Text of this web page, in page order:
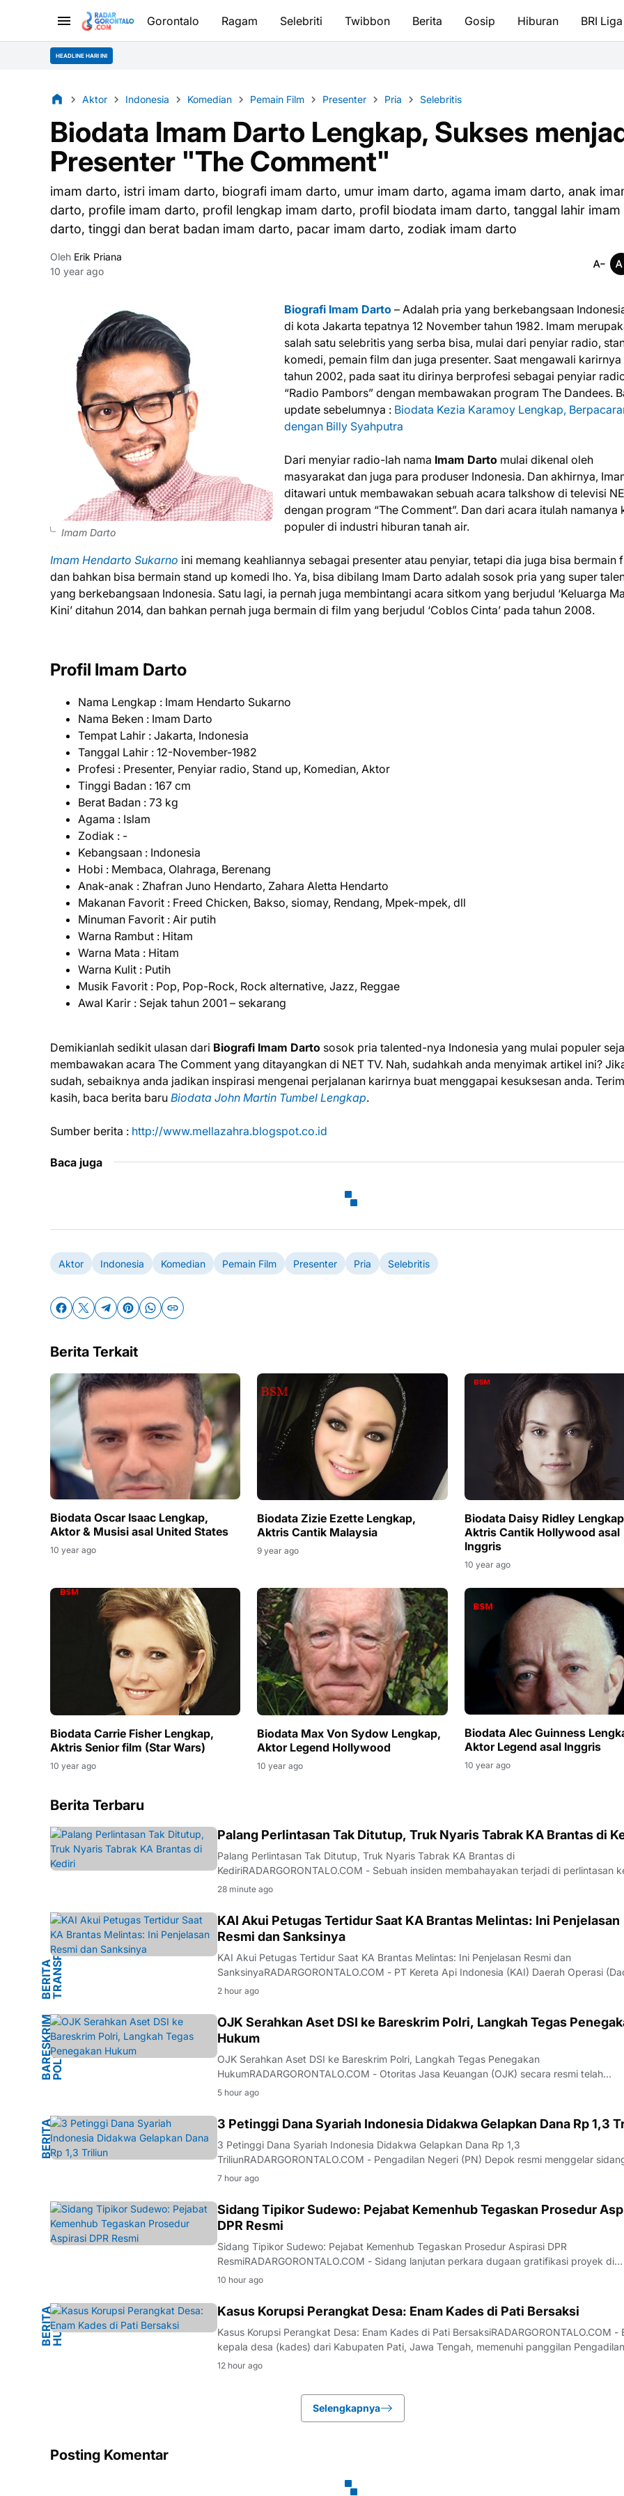
Gorontalo Ragam Selebriti Twibbon Berita Gosip Hiburan BRI Liga
HEADLINE HARI INI
Aktor Indonesia Komedian Pemain Film Presenter Pria Selebritis
Biodata Imam Darto Lengkap, Sukses
Presenter "The Comment"
imam darto, istri imam darto, biografi imam darto, umur imam darto, agama imam darto, anak
darto, profile imam darto, profil lengkap imam darto, profil biodata imam darto, tanggal lahir imam
darto, tinggi dan berat badan imam darto, pacar imam darto, zodiak imam darto
Oleh Erik Priana
10 year ago
Imam Darto
Biografi Imam Darto – Adalah pria yang berkebangsaan
di kota Jakarta tepatnya 12 November tahun 1982. Imam
salah satu selebritis yang serba bisa, mulai dari penyiar radio,
komedi, pemain film dan juga presenter. Saat mengawali karirnya
tahun 2002, pada saat itu dirinya berprofesi sebagai penyiar
“Radio Pambors” dengan membawakan program The Dandees.
update sebelumnya : Biodata Kezia Karamoy Lengkap,
dengan Billy Syahputra
Dari menyiar radio-lah nama Imam Darto mulai dikenal oleh
masyarakat dan juga para produser Indonesia. Dan akhirnya,
ditawari untuk membawakan sebuah acara talkshow di televisi
dengan program “The Comment”. Dan dari acara itulah namanya
populer di industri hiburan tanah air.
Imam Hendarto Sukarno ini memang keahliannya sebagai presenter atau penyiar, tetapi dia juga bisa bermain
dan bahkan bisa bermain stand up komedi lho. Ya, bisa dibilang Imam Darto adalah sosok pria yang super
yang berkebangsaan Indonesia. Satu lagi, ia pernah juga membintangi acara sitkom yang berjudul ‘Keluarga
Kini’ ditahun 2014, dan bahkan pernah juga bermain di film yang berjudul ‘Coblos Cinta’ pada tahun 2008.
Profil Imam Darto
Nama Lengkap : Imam Hendarto Sukarno
Nama Beken : Imam Darto
Tempat Lahir : Jakarta, Indonesia
Tanggal Lahir : 12-November-1982
Profesi : Presenter, Penyiar radio, Stand up, Komedian, Aktor
Tinggi Badan : 167 cm
Berat Badan : 73 kg
Agama : Islam
Zodiak : -
Kebangsaan : Indonesia
Hobi : Membaca, Olahraga, Berenang
Anak-anak : Zhafran Juno Hendarto, Zahara Aletta Hendarto
Makanan Favorit : Freed Chicken, Bakso, siomay, Rendang, Mpek-mpek, dll
Minuman Favorit : Air putih
Warna Rambut : Hitam
Warna Mata : Hitam
Warna Kulit : Putih
Musik Favorit : Pop, Pop-Rock, Rock alternative, Jazz, Reggae
Awal Karir : Sejak tahun 2001 – sekarang
Demikianlah sedikit ulasan dari Biografi Imam Darto sosok pria talented-nya Indonesia yang mulai populer
membawakan acara The Comment yang ditayangkan di NET TV. Nah, sudahkah anda menyimak artikel ini?
sudah, sebaiknya anda jadikan inspirasi mengenai perjalanan karirnya buat menggapai kesuksesan anda.
kasih, baca berita baru Biodata John Martin Tumbel Lengkap.
Sumber berita : http://www.mellazahra.blogspot.co.id
Baca juga
Aktor Indonesia Komedian Pemain Film Presenter Pria Selebritis
Berita Terkait
Biodata Oscar Isaac Lengkap,
Aktor & Musisi asal United States
10 year ago
Biodata Zizie Ezette Lengkap,
Aktris Cantik Malaysia
9 year ago
Biodata Daisy Ridley
Aktris Cantik Hollywood asal
Inggris
10 year ago
Biodata Carrie Fisher Lengkap,
Aktris Senior film (Star Wars)
10 year ago
Biodata Max Von Sydow Lengkap,
Aktor Legend Hollywood
10 year ago
Biodata Alec Guinness
Aktor Legend asal Inggris
10 year ago
Berita Terbaru
BERITA Palang Perlintasan Tak Ditutup, Truk Nyaris Tabrak KA Brantas di
Palang Perlintasan Tak Ditutup, Truk Nyaris Tabrak KA Brantas di
KediriRADARGORONTALO.COM - Sebuah insiden membahayakan terjadi di perlintasan
api Simpang Mengkreng, Kecamatan Purwoasri, Kabupaten Kediri, yang melibatkan KA
28 minute ago
B
E
R
I
T
A
T
R
A
N
S
P
O
R
T
A
SI
KAI Akui Petugas Tertidur Saat KA Brantas Melintas: Ini Penjelasan
Resmi dan Sanksinya
KAI Akui Petugas Tertidur Saat KA Brantas Melintas: Ini Penjelasan Resmi dan
SanksinyaRADARGORONTALO.COM - PT Kereta Api Indonesia (KAI) Daerah Operasi
Madiun telah memberikan klarifikasi resmi terkait insiden palang pintu perlintasan di
2 hour ago
B
A
RE
S
K
R
I
M
P
O
L
RI
OJK Serahkan Aset DSI ke Bareskrim Polri, Langkah Tegas
Hukum
OJK Serahkan Aset DSI ke Bareskrim Polri, Langkah Tegas Penegakan
HukumRADARGORONTALO.COM - Otoritas Jasa Keuangan (OJK) secara resmi telah
menyerahkan sejumlah aset milik PT Dana Syariah Indonesia (PT DSI) kepada Bareskrim
5 hour ago
B
E
R
I
T
A
H
U
K
UM 3 Petinggi Dana Syariah Indonesia Didakwa Gelapkan Dana Rp 1,3
3 Petinggi Dana Syariah Indonesia Didakwa Gelapkan Dana Rp 1,3
TriliunRADARGORONTALO.COM - Pengadilan Negeri (PN) Depok resmi menggelar
perdana kasus dugaan penggelapan dana yang melibatkan petinggi PT Dana Syariah
7 hour ago
HUKUM
Sidang Tipikor Sudewo: Pejabat Kemenhub Tegaskan Prosedur
DPR Resmi
Sidang Tipikor Sudewo: Pejabat Kemenhub Tegaskan Prosedur Aspirasi DPR
ResmiRADARGORONTALO.COM - Sidang lanjutan perkara dugaan gratifikasi proyek di
lingkungan Direktorat Jenderal Perkeretaapian (DJKA) dengan terdakwa mantan
10 hour ago
B
E
R
I
T
A
H
U
K
UM Kasus Korupsi Perangkat Desa: Enam Kades di Pati Bersaksi
Kasus Korupsi Perangkat Desa: Enam Kades di Pati BersaksiRADARGORONTALO.COM -
kepala desa (kades) dari Kabupaten Pati, Jawa Tengah, memenuhi panggilan Pengadilan
Tipikor Semarang pada Rabu, 22 Juli 2026. Mereka diperiksa sebagai saksi kunci dalam
12 hour ago
Selengkapnya
Posting Komentar